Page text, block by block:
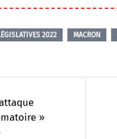
2022 MACRON
»